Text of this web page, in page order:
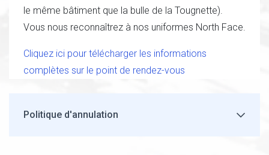
le même bâtiment que la bulle de la Tougnette).
Vous nous reconnaîtrez à nos uniformes North Face.
Cliquez ici pour télécharger les informations
complètes sur le point de rendez-vous
Politique d'annulation